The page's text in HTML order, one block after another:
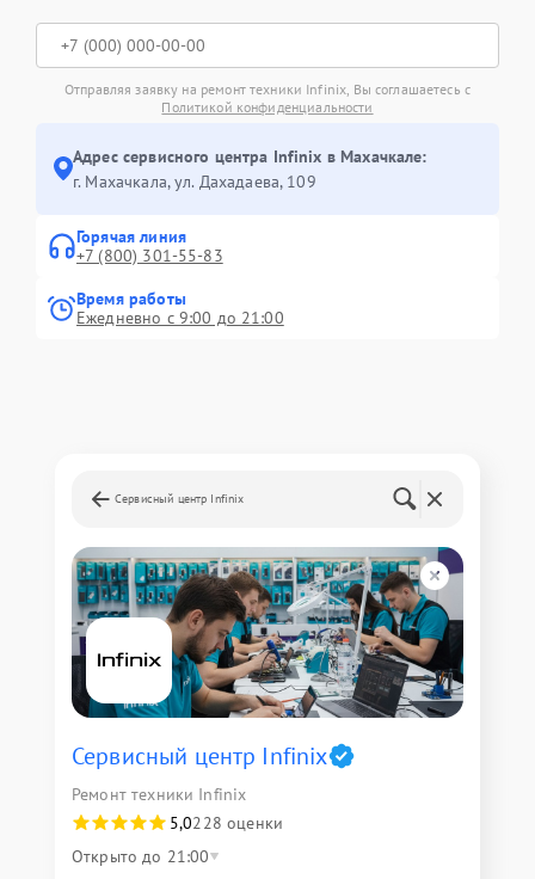
Отправляя заявку на ремонт техники Infinix, Вы соглашаетесь с
Политикой конфиденциальности
Адрес сервисного центра Infinix в Махачкале:
г. Махачкала, ул. Дахадаева, 109
Горячая линия
+7 (800) 301-55-83
Время работы
Ежедневно с 9:00 до 21:00
Сервисный центр Infinix
Сервисный центр Infinix
Ремонт техники Infinix
5,0228 оценки
Открыто до 21:00